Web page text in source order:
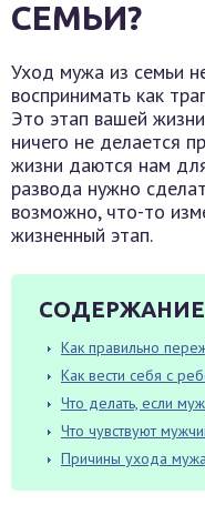
СЕМЬИ?
Уход мужа из семьи
воспринимать как
Это этап вашей
ничего не делается
жизни даются нам
развода нужно
возможно, что-то
жизненный этап.
СОДЕРЖАНИЕ
Как правильно
Как вести себя с
Что делать, если
Что чувствуют
Причины ухода